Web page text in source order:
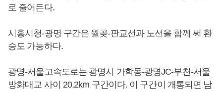
로 줄어든다.
시흥시청-광명 구간은 월곶-판교선과 노선을 함께 써 환
승도 가능하다.
광명-서울고속도로는 광명시 가학동-광명JC-부천-서울
방화대교 사이 20.2km 구간이다. 이 구간이 개통되면 남